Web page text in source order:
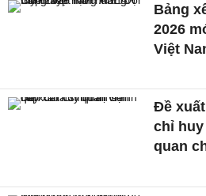
Bảng
2026
Việt
Đề
chỉ
quan